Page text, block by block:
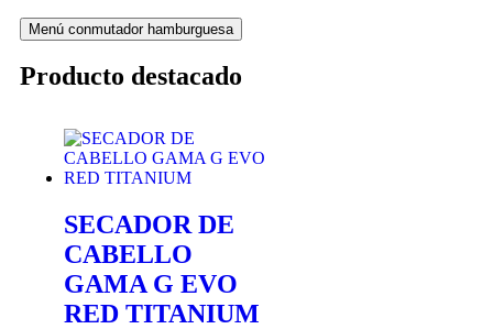
Menú conmutador hamburguesa
Producto destacado
SECADOR DE
CABELLO
GAMA G EVO
RED TITANIUM